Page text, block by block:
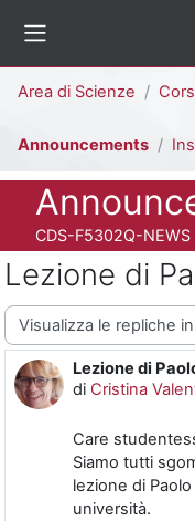
Area di Scienze Corso
Announcements
Titolo del corso
Codice identificativo del
CDS-F5302Q-NEWS
Lezione di
Modalità visualizzazione
Lezione di
di Cristina
Numero di
Care
Siamo tutti
lezione di
università.